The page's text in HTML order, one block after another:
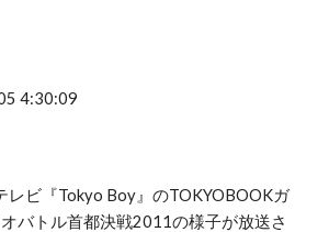
4:30:09
レビ『Tokyo Boy』のTOKYOBOOKガ
バトル首都決戦2011の様子が放送さ